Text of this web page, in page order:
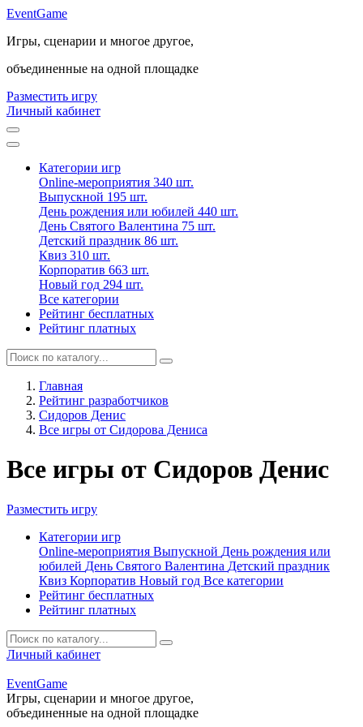
EventGame
Игры, сценарии и многое другое,
объединенные на одной площадке
Разместить игру
Личный кабинет
Категории игр
Online-мероприятия 340 шт.
Выпускной 195 шт.
День рождения или юбилей 440 шт.
День Святого Валентина 75 шт.
Детский праздник 86 шт.
Квиз 310 шт.
Корпоратив 663 шт.
Новый год 294 шт.
Все категории
Рейтинг бесплатных
Рейтинг платных
Главная
Рейтинг разработчиков
Сидоров Денис
Все игры от Сидорова Дениса
Все игры от Сидоров Денис
Разместить игру
Категории игр
Online-мероприятия Выпускной День рождения или
юбилей День Святого Валентина Детский праздник
Квиз Корпоратив Новый год Все категории
Рейтинг бесплатных
Рейтинг платных
Личный кабинет
EventGame
Игры, сценарии и многое другое,
объединенные на одной площадке